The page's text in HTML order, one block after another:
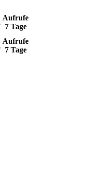
Aufrufe
7 Tage
Aufrufe
7 Tage